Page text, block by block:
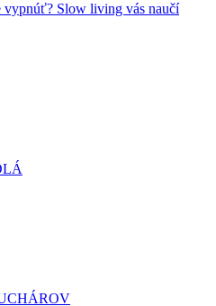
vypnúť? Slow living vás naučí